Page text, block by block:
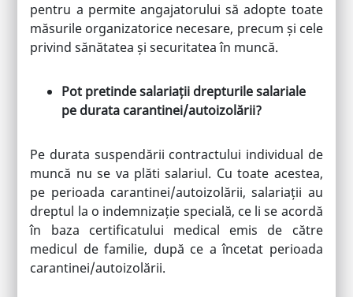
pentru a permite angajatorului să adopte toate
măsurile organizatorice necesare, precum și cele
privind sănătatea și securitatea în muncă.
Pot pretinde salariații drepturile salariale
pe durata carantinei/autoizolării?
Pe durata suspendării contractului individual de
muncă nu se va plăti salariul. Cu toate acestea,
pe perioada carantinei/autoizolării, salariații au
dreptul la o indemnizație specială, ce li se acordă
în baza certificatului medical emis de către
medicul de familie, după ce a încetat perioada
carantinei/autoizolării.